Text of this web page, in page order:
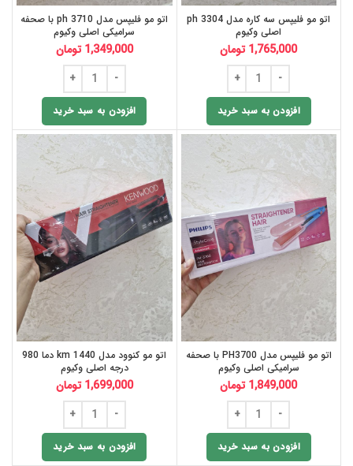
اتو مو فلیپس سه کاره مدل ph 3304
اصلی وکیوم
1,765,000 تومان
افزودن به سبد خرید
اتو مو فلیپس مدل ph 3710 با صحفه
سرامیکی اصلی وکیوم
1,349,000 تومان
افزودن به سبد خرید
اتو مو فلیپس مدل PH3700 با صحفه
سرامیکی اصلی وکیوم
1,849,000 تومان
افزودن به سبد خرید
اتو مو کنوود مدل km 1440 دما 980
درجه اصلی وکیوم
1,699,000 تومان
افزودن به سبد خرید